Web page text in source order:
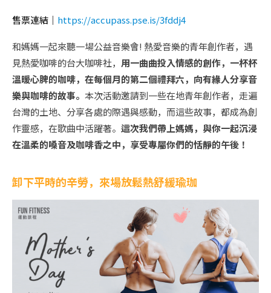
售票連結｜ https://accupass.pse.is/3fddj4
和媽媽一起來聽一場公益音樂會! 熱愛音樂的青年創作者，遇
見熱愛咖啡的台大咖啡社， 用一曲曲投入情感的創作，一杯杯
溫暖心脾的咖啡，在每個月的第二個禮拜六，向有緣人分享音
樂與咖啡的故事。 本次活動邀請到一些在地青年創作者，走遍
台灣的土地、分享各處的際遇與感動，而這些故事，都成為創
作靈感，在歌曲中活躍著。 這次我們帶上媽媽，與你一起沉浸
在溫柔的嗓音及咖啡香之中，享受專屬你們的恬靜的午後！
卸下平時的辛勞，來場放鬆熱舒緩瑜珈